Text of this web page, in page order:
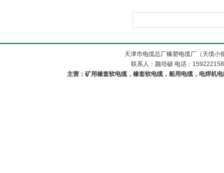
天津市电缆总厂橡塑电缆厂（天缆
联系人：颜培硕 电话：
主营：矿用橡套软电缆，橡套软电缆，船用电缆，电焊机